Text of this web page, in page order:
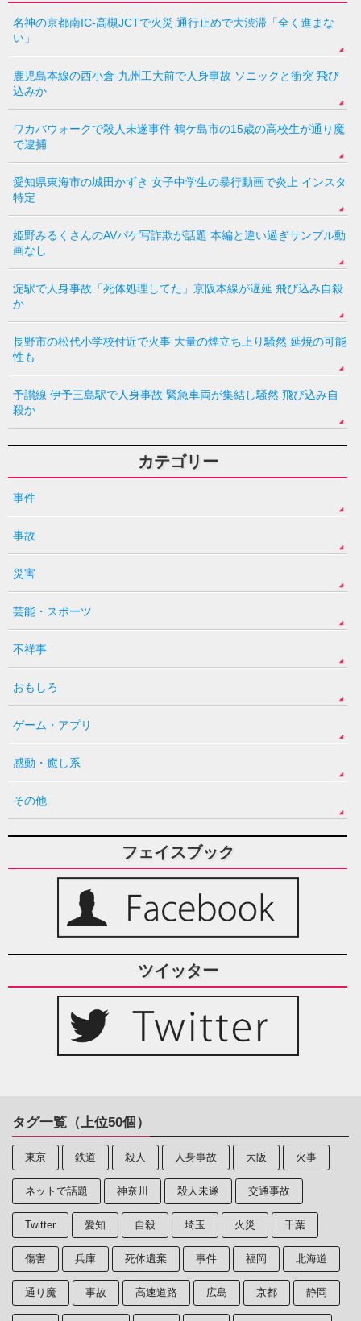
名神の京都南IC-高槻JCTで火災 通行止めで大渋滞「全く進まな
い」
鹿児島本線の西小倉-九州工大前で人身事故 ソニックと衝突 飛び
込みか
ワカバウォークで殺人未遂事件 鶴ケ島市の15歳の高校生が通り魔
で逮捕
愛知県東海市の城田かずき 女子中学生の暴行動画で炎上 インスタ
特定
姫野みるくさんのAVパケ写詐欺が話題 本編と違い過ぎサンプル動
画なし
淀駅で人身事故「死体処理してた」京阪本線が遅延 飛び込み自殺
か
長野市の松代小学校付近で火事 大量の煙立ち上り騒然 延焼の可能
性も
予讃線 伊予三島駅で人身事故 緊急車両が集結し騒然 飛び込み自
殺か
カテゴリー
事件
事故
災害
芸能・スポーツ
不祥事
おもしろ
ゲーム・アプリ
感動・癒し系
その他
フェイスブック
ツイッター
タグ一覧（上位50個）
東京 鉄道 殺人 人身事故 大阪 火事
ネットで話題 神奈川 殺人未遂 交通事故
Twitter 愛知 自殺 埼玉 火災 千葉
傷害 兵庫 死体遺棄 事件 福岡 北海道
通り魔 事故 高速道路 広島 京都 静岡